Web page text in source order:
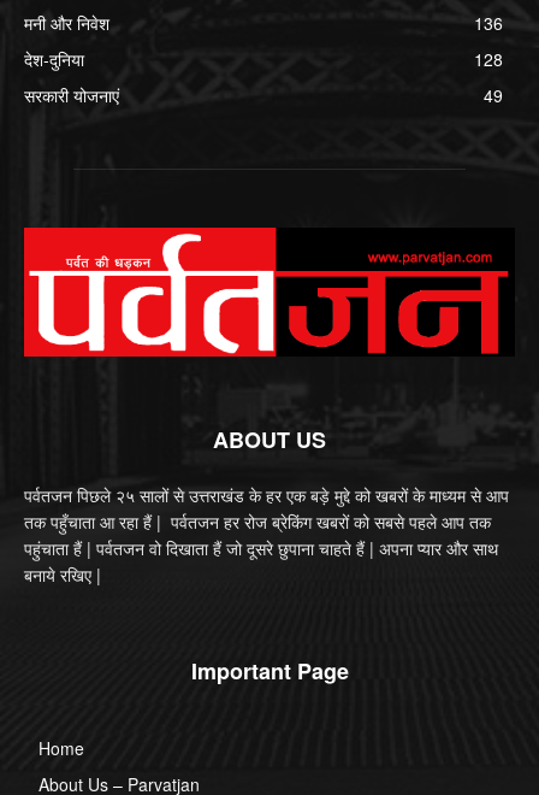
मनी और निवेश
136
देश-दुनिया
128
सरकारी योजनाएं
49
ABOUT US
पर्वतजन पिछले २५ सालों से उत्तराखंड के हर एक बड़े मुद्दे को खबरों के माध्यम से आप
तक पहुँचाता आ रहा हैं | पर्वतजन हर रोज ब्रेकिंग खबरों को सबसे पहले आप तक
पहुंचाता हैं | पर्वतजन वो दिखाता हैं जो दूसरे छुपाना चाहते हैं | अपना प्यार और साथ
बनाये रखिए |
Important Page
Home
About Us – Parvatjan